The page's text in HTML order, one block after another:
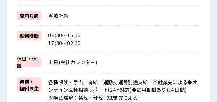
雇用形態 派遣社員
勤務時間
06:30～15:30
17:30～02:30
休日・休
暇
土日(会社カレンダー)
待遇・
福利厚生
各種保険・手当、有給、通勤交通費別途支給 ※就業先による◆オ
ンライン医師相談サポート(24H対応)◆試用期間あり(14日間)
※喫煙環境：禁煙・分煙（就業先による）